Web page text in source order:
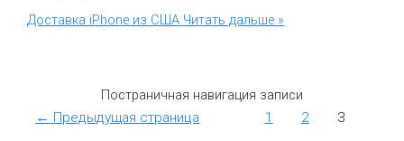
Доставка iPhone из США Читать дальше »
Постраничная навигация записи
← Предыдущая страница 1 2 3